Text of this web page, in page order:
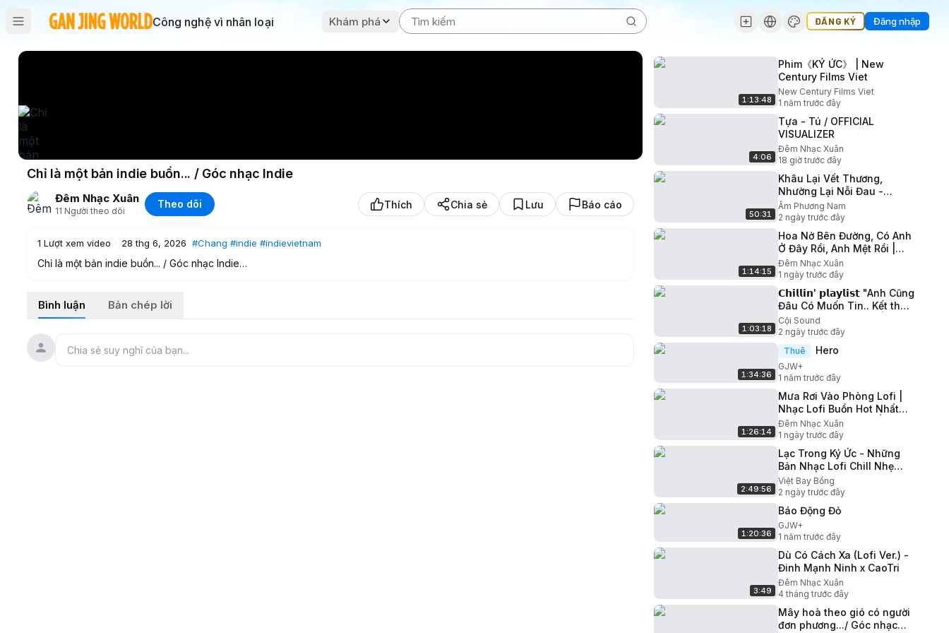
Công nghệ vì nhân loại Khám phá ĐĂNG KÝ Đăng nhập
Chỉ là một bản indie buồn... / Góc nhạc Indie
Đêm Nhạc Xuân
11 Người theo dõi
Theo dõi Thích Chia sẻ Lưu Báo cáo
1 Lượt xem video · 28 thg 6, 2026 #Chang #indie #indievietnam
Chỉ là một bản indie buồn... / Góc nhạc Indie
------
--------------------
🔔 Note:
Bình luận Bản chép lời
1:13:48
Phim《KÝ ỨC》 | New
Century Films Viet
New Century Films Viet
1 năm trước đây
4:06
Tựa - Tú / OFFICIAL
VISUALIZER
Đêm Nhạc Xuân
18 giờ trước đây
50:31
Khâu Lại Vết Thương,
Nhường Lại Nỗi Đau -
Mashup Lofi Buồn Nghe Là
Nghiện - Nhạc Chill TikTok
2026
Âm Phương Nam
2 ngày trước đây
1:14:15
Hoa Nở Bên Đường, Có Anh
Ở Đây Rồi, Anh Mệt Rồi |
Tuyển Tập Nhạc Việt Hay
Nhất Từng Gây Bão Bảng
XH
Đêm Nhạc Xuân
1 ngày trước đây
1:03:18
𝗖𝗵𝗶𝗹𝗹𝗶𝗻' 𝗽𝗹𝗮𝘆𝗹𝗶𝘀𝘁 "Anh Cũng
Đâu Có Muốn Tin.. Kết thúc
câu chuyện thật rồi.. | Từng
Ngày Yêu Em
Cội Sound
2 ngày trước đây
1:34:36
Thuê Hero
GJW+
1 năm trước đây
1:26:14
Mưa Rơi Vào Phòng Lofi |
Nhạc Lofi Buồn Hot Nhất
Hiện Nay - Bầu Trời Ấy Nơi
Xa Thế Nào Rồi TikTok
Đêm Nhạc Xuân
1 ngày trước đây
2:49:56
Lạc Trong Ký Ức - Những
Bản Nhạc Lofi Chill Nhẹ
Nhàng | Hỏi Vợ Ngoại
Thành x 1001 Lý Do
Việt Bay Bổng
2 ngày trước đây
1:20:36
Báo Động Đỏ
GJW+
1 năm trước đây
3:49
Dù Có Cách Xa (Lofi Ver.) -
Đinh Mạnh Ninh x CaoTri
Đêm Nhạc Xuân
4 tháng trước đây
Mây hoà theo gió có người
đơn phương.../ Góc nhạc